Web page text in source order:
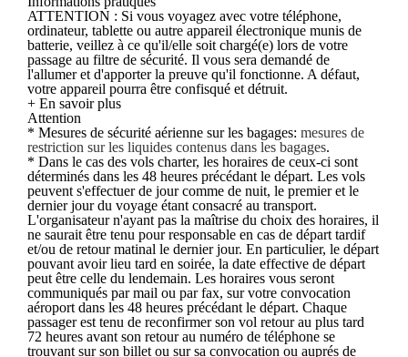
ATTENTION : Si vous voyagez avec votre téléphone,
ordinateur, tablette ou autre appareil électronique munis de
batterie, veillez à ce qu'il/elle soit chargé(e) lors de votre
passage au filtre de sécurité. Il vous sera demandé de
l'allumer et d'apporter la preuve qu'il fonctionne. A défaut,
votre appareil pourra être confisqué et détruit.
+ En savoir plus
Attention
* Mesures de sécurité aérienne sur les bagages: mesures de
restriction sur les liquides contenus dans les bagages.
* Dans le cas des vols charter, les horaires de ceux-ci sont
déterminés dans les 48 heures précédant le départ. Les vols
peuvent s'effectuer de jour comme de nuit, le premier et le
dernier jour du voyage étant consacré au transport.
L'organisateur n'ayant pas la maîtrise du choix des horaires, il
ne saurait être tenu pour responsable en cas de départ tardif
et/ou de retour matinal le dernier jour. En particulier, le départ
pouvant avoir lieu tard en soirée, la date effective de départ
peut être celle du lendemain. Les horaires vous seront
communiqués par mail ou par fax, sur votre convocation
aéroport dans les 48 heures précédant le départ. Chaque
passager est tenu de reconfirmer son vol retour au plus tard
72 heures avant son retour au numéro de téléphone se
trouvant sur son billet ou sur sa convocation ou auprés de